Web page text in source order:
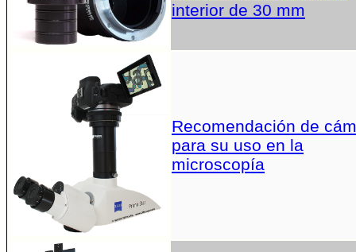
interior de 30 mm
Recomendación de
para su uso en la
microscopía